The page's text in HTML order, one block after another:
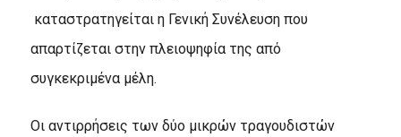
καταστρατηγείται η Γενική Συνέλευση που
απαρτίζεται στην πλειοψηφία της από
συγκεκριμένα μέλη.
Οι αντιρρήσεις των δύο μικρών τραγουδιστών